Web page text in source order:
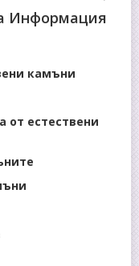
Информация
камъни
от естествени